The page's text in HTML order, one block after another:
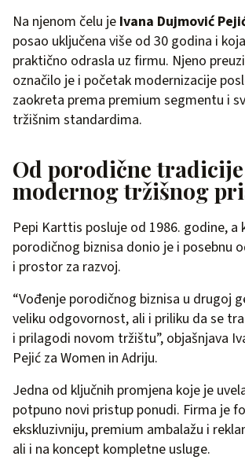
Na njenom čelu je Ivana Dujmović
posao uključena više od 30 godina i
praktično odrasla uz firmu. Njeno
označilo je i početak modernizacije
zaokreta prema premium segmentu i
tržišnim standardima.
Od porodične
modernog tržišnog
Pepi Karttis posluje od 1986. godine,
porodičnog biznisa donio je i posebnu
i prostor za razvoj.
“Vođenje porodičnog biznisa u drugoj
veliku odgovornost, ali i priliku da se
i prilagodi novom tržištu”, objašnjava
Pejić za Women in Adriju.
Jedna od ključnih promjena koje je
potpuno novi pristup ponudi. Firma je
ekskluzivniju, premium ambalažu i
ali i na koncept kompletne usluge.